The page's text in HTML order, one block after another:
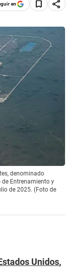
en
denominado
Entrenamiento y
de 2025. (Foto de
Unidos,